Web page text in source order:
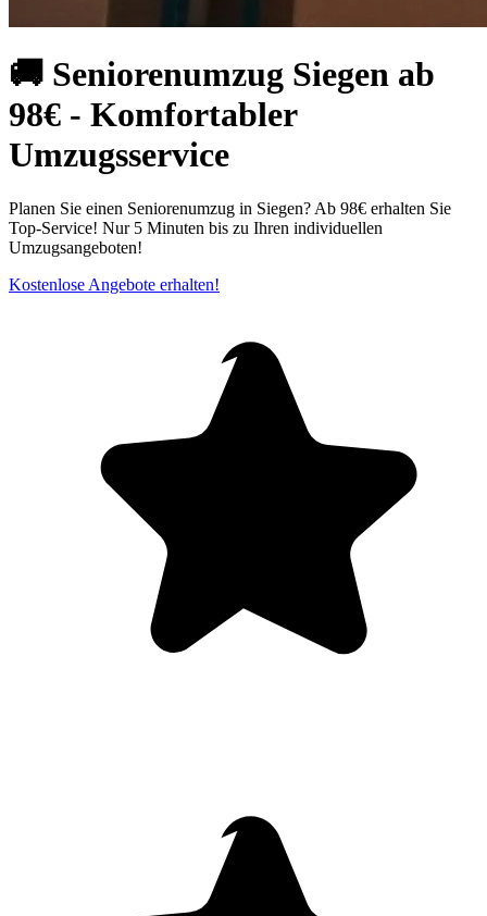
🚚 Seniorenumzug Siegen ab
98€ - Komfortabler
Umzugsservice
Planen Sie einen Seniorenumzug in Siegen? Ab 98€ erhalten Sie
Top-Service! Nur 5 Minuten bis zu Ihren individuellen
Umzugsangeboten!
Kostenlose Angebote erhalten!